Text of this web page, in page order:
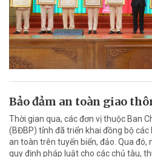
Bảo đảm an toàn giao
Thời gian qua, các đơn vị thuộc Ban
(BĐBP) tỉnh đã triển khai đồng bộ
an toàn trên tuyến biển, đảo. Qua đó,
quy định pháp luật cho các chủ tàu,